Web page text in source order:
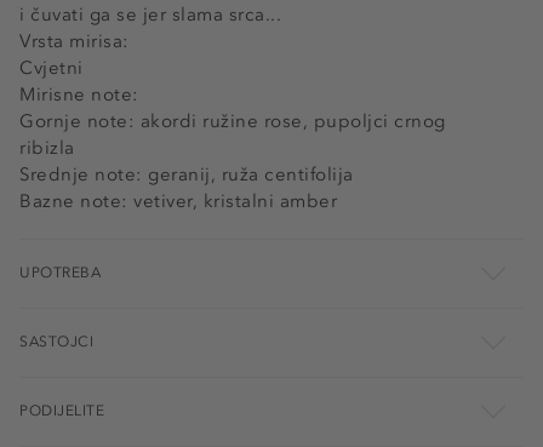
i čuvati ga se jer slama srca...
Vrsta mirisa:
Cvjetni
Mirisne note:
Gornje note: akordi ružine rose, pupoljci crnog
ribizla
Srednje note: geranij, ruža centifolija
Bazne note: vetiver, kristalni amber
UPOTREBA
SASTOJCI
PODIJELITE